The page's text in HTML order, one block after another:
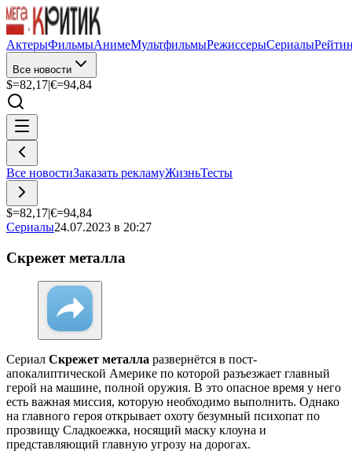
АктерыФильмыАнимеМультфильмыРежиссерыСериалы
Все новости
$=82,17|€=94,84
Все новостиЗаказать рекламуЖизньТесты
$=82,17|€=94,84
Сериалы24.07.2023 в 20:27
Скрежет металла
Сериал Скрежет металла развернётся в пост-
апокалиптической Америке по которой разъезжает главный
герой на машине, полной оружия. В это опасное время у него
есть важная миссия, которую необходимо выполнить. Однако
на главного героя открывает охоту безумный психопат по
прозвищу Сладкоежка, носящий маску клоуна и
представляющий главную угрозу на дорогах.